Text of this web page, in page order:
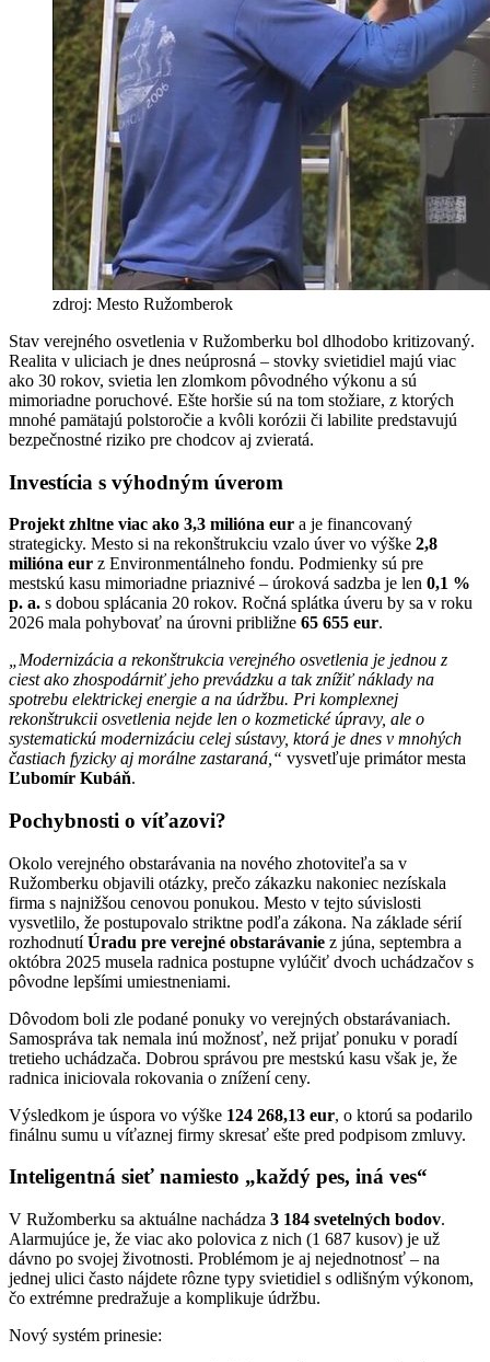
zdroj: Mesto Ružomberok
Stav verejného osvetlenia v Ružomberku bol dlhodobo kritizovaný.
Realita v uliciach je dnes neúprosná – stovky svietidiel majú viac
ako 30 rokov, svietia len zlomkom pôvodného výkonu a sú
mimoriadne poruchové. Ešte horšie sú na tom stožiare, z ktorých
mnohé pamätajú polstoročie a kvôli korózii či labilite predstavujú
bezpečnostné riziko pre chodcov aj zvieratá.
Investícia s výhodným úverom
Projekt zhltne viac ako 3,3 milióna eur a je financovaný
strategicky. Mesto si na rekonštrukciu vzalo úver vo výške 2,8
milióna eur z Environmentálneho fondu. Podmienky sú pre
mestskú kasu mimoriadne priaznivé – úroková sadzba je len 0,1 %
p. a. s dobou splácania 20 rokov. Ročná splátka úveru by sa v roku
2026 mala pohybovať na úrovni približne 65 655 eur.
„Modernizácia a rekonštrukcia verejného osvetlenia je jednou z
ciest ako zhospodárniť jeho prevádzku a tak znížiť náklady na
spotrebu elektrickej energie a na údržbu. Pri komplexnej
rekonštrukcii osvetlenia nejde len o kozmetické úpravy, ale o
systematickú modernizáciu celej sústavy, ktorá je dnes v mnohých
častiach fyzicky aj morálne zastaraná,“ vysvetľuje primátor mesta
Ľubomír Kubáň.
Pochybnosti o víťazovi?
Okolo verejného obstarávania na nového zhotoviteľa sa v
Ružomberku objavili otázky, prečo zákazku nakoniec nezískala
firma s najnižšou cenovou ponukou. Mesto v tejto súvislosti
vysvetlilo, že postupovalo striktne podľa zákona. Na základe sérií
rozhodnutíÚradu pre verejné obstarávanie z júna, septembra a
októbra 2025 musela radnica postupne vylúčiť dvoch uchádzačov s
pôvodne lepšími umiestneniami.
Dôvodom boli zle podané ponuky vo verejných obstarávaniach.
Samospráva tak nemala inú možnosť, než prijať ponuku v poradí
tretieho uchádzača. Dobrou správou pre mestskú kasu však je, že
radnica iniciovala rokovania o znížení ceny.
Výsledkom je úspora vo výške 124 268,13 eur, o ktorú sa podarilo
finálnu sumu u víťaznej firmy skresať ešte pred podpisom zmluvy.
Inteligentná sieť namiesto „každý pes, iná ves“
V Ružomberku sa aktuálne nachádza 3 184 svetelných bodov.
Alarmujúce je, že viac ako polovica z nich (1 687 kusov) je už
dávno po svojej životnosti. Problémom je aj nejednotnosť – na
jednej ulici často nájdete rôzne typy svietidiel s odlišným výkonom,
čo extrémne predražuje a komplikuje údržbu.
Nový systém prinesie: